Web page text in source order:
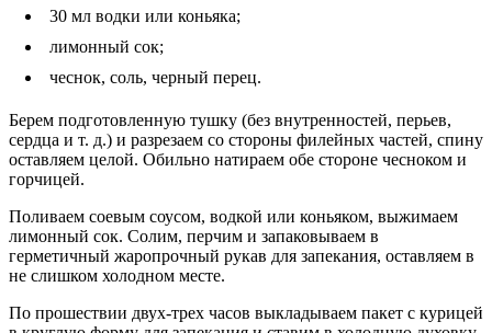
30 мл водки или коньяка;
лимонный сок;
чеснок, соль, черный перец.
Берем подготовленную тушку (без внутренностей, перьев,
сердца и т. д.) и разрезаем со стороны филейных частей, спину
оставляем целой. Обильно натираем обе стороне чесноком и
горчицей.
Поливаем соевым соусом, водкой или коньяком, выжимаем
лимонный сок. Солим, перчим и запаковываем в
герметичный жаропрочный рукав для запекания, оставляем в
не слишком холодном месте.
По прошествии двух-трех часов выкладываем пакет с курицей